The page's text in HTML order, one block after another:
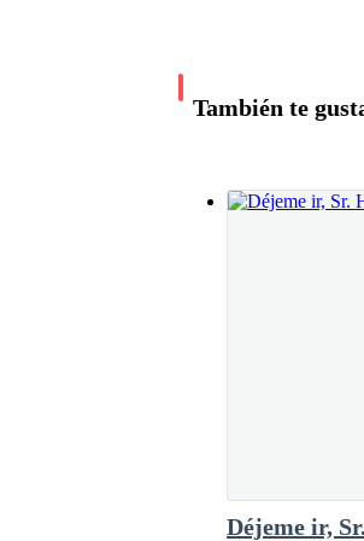
charco grande a
Estiré mi mano
También te
Déjeme ir,